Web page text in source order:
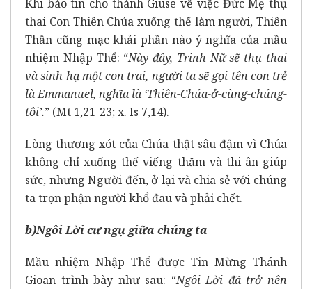
Khi báo tin cho thánh Giuse về việc Đức Mẹ thụ
thai Con Thiên Chúa xuống thế làm người, Thiên
Thần cũng mạc khải phần nào ý nghĩa của mầu
nhiệm Nhập Thể: “Này đây, Trinh Nữ sẽ thụ thai
và sinh hạ một con trai, người ta sẽ gọi tên con trẻ
là Emmanuel, nghĩa là ‘Thiên-Chúa-ở-cùng-chúng-
tôi’.” (Mt 1,21-23; x. Is 7,14).
Lòng thương xót của Chúa thật sâu đậm vì Chúa
không chỉ xuống thế viếng thăm và thi ân giúp
sức, nhưng Người đến, ở lại và chia sẻ với chúng
ta trọn phận người khổ đau và phải chết.
b)Ngôi Lời cư ngụ giữa chúng ta
Mầu nhiệm Nhập Thể được Tin Mừng Thánh
Gioan trình bày như sau: “Ngôi Lời đã trở nên